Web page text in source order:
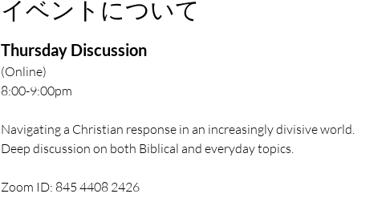
イベントについて
Thursday Discussion
(Online)
8:00-9:00pm
Navigating a Christian response in an increasingly divisive world.
Deep discussion on both Biblical and everyday topics.
Zoom ID: 845 4408 2426